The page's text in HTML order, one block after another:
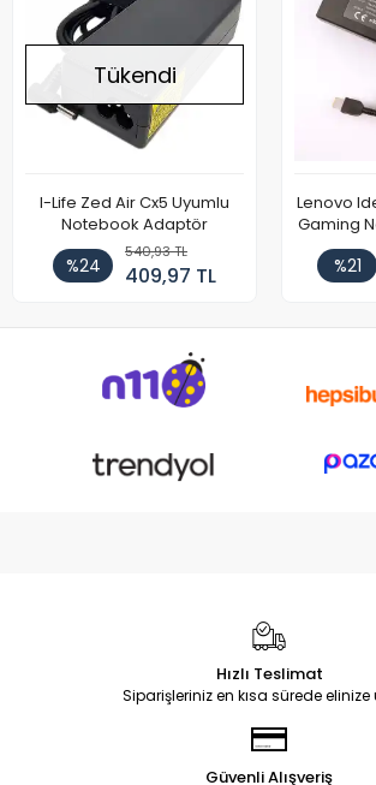
Tükendi
I-Life Zed Air Cx5 Uyumlu
Notebook Adaptör
%24
540,93 TL
409,97 TL
Lenovo
Gaming
Cihazı
%21
Hızlı Teslimat
Siparişleriniz en kısa sürede elinize
Güvenli Alışveriş